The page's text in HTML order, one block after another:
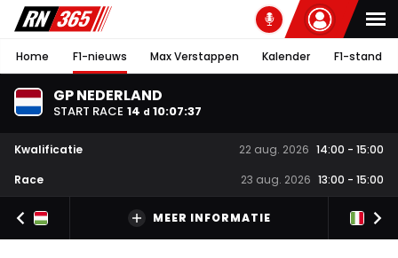
Home F1-nieuws Max Verstappen Kalender F1-stand
GP NEDERLAND
START RACE 14 d 10:07:37
Kwalificatie 22 aug. 2026 14:00 - 15:00
Race
23 aug. 2026 13:00 - 15:00
MEER INFORMATIE